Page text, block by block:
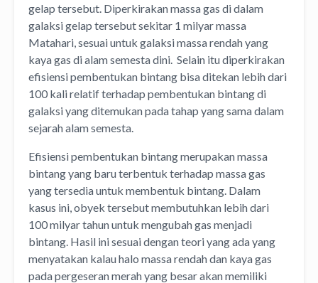
gelap tersebut. Diperkirakan massa gas di dalam
galaksi gelap tersebut sekitar 1 milyar massa
Matahari, sesuai untuk galaksi massa rendah yang
kaya gas di alam semesta dini. Selain itu diperkirakan
efisiensi pembentukan bintang bisa ditekan lebih dari
100 kali relatif terhadap pembentukan bintang di
galaksi yang ditemukan pada tahap yang sama dalam
sejarah alam semesta.
Efisiensi pembentukan bintang merupakan massa
bintang yang baru terbentuk terhadap massa gas
yang tersedia untuk membentuk bintang. Dalam
kasus ini, obyek tersebut membutuhkan lebih dari
100 milyar tahun untuk mengubah gas menjadi
bintang. Hasil ini sesuai dengan teori yang ada yang
menyatakan kalau halo massa rendah dan kaya gas
pada pergeseran merah yang besar akan memiliki